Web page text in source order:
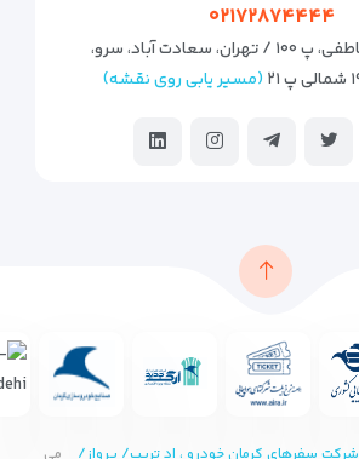
۰۲۱۷۲۸۷۴۴۴۴
تهران، ولی عصر، عاطفی، پ ۱۰۰ / تهران، سعادت آباد، سرو،
(مسیر یابی روی نقشه)
شرکت سفرهای کرمان خودرو ، اد تریپ/ پرواز/ می